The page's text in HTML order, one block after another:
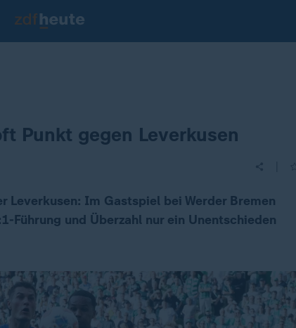
Punkt gegen Leverkusen
Leverkusen: Im Gastspiel bei Werder Bremen
Führung und Überzahl nur ein Unentschieden